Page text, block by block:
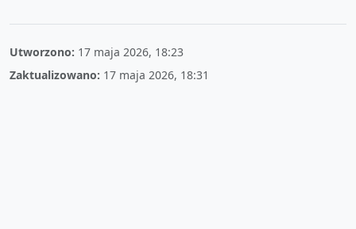
Utworzono: 17 maja 2026, 18:23
Zaktualizowano: 17 maja 2026, 18:31